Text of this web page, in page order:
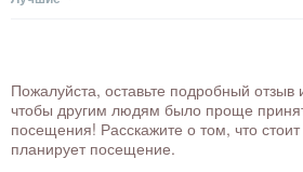
Пожалуйста, оставьте подробный
чтобы другим людям было проще
посещения! Расскажите о том, что стоит
планирует посещение.